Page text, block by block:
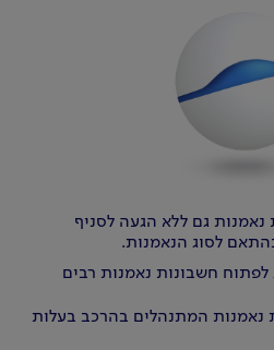
גם ללא הגעה לסניף
לסוג הנאמנות.
לפתוח חשבונות נאמנות רבים
נאמנות המתנהלים בהרכב בעלות